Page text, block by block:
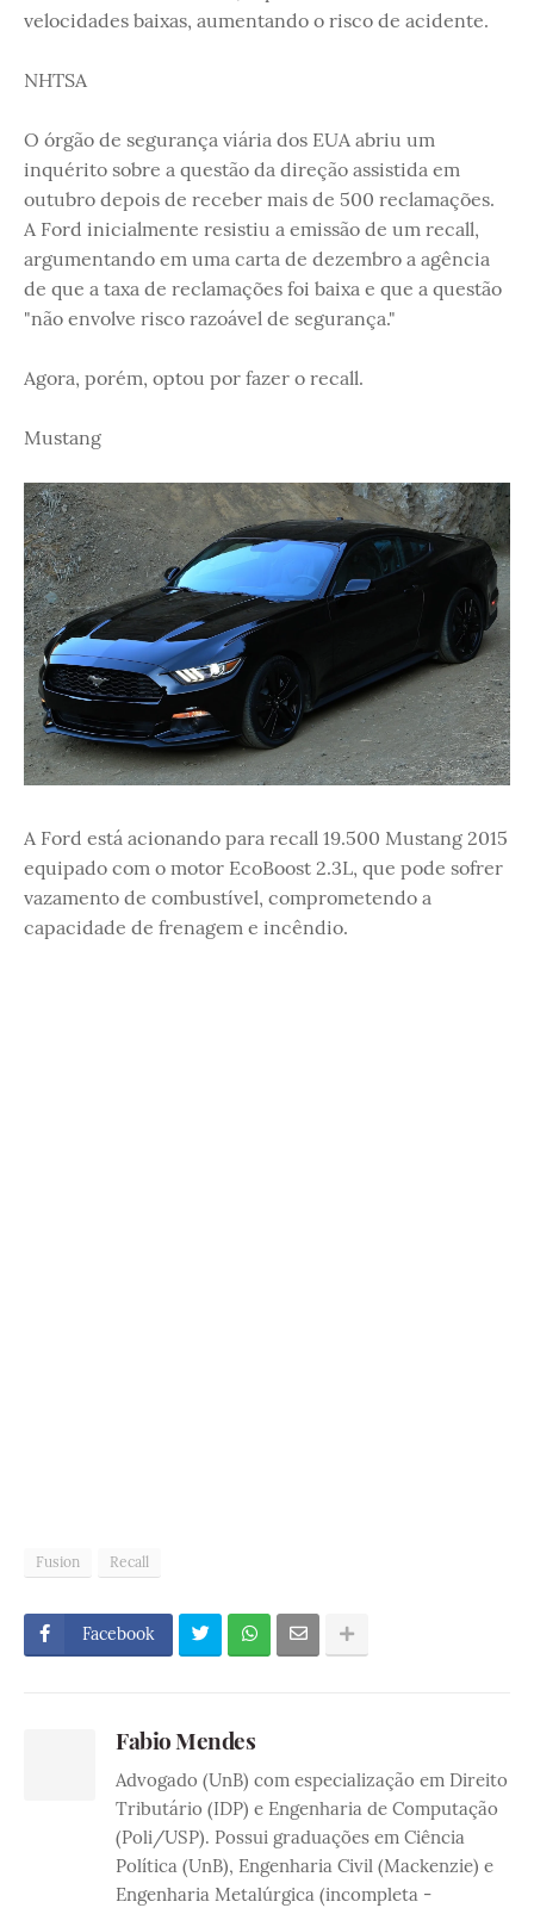
velocidades baixas, aumentando o risco de acidente.
NHTSA
O órgão de segurança viária dos EUA abriu um
inquérito sobre a questão da direção assistida em
outubro depois de receber mais de 500 reclamações.
A Ford inicialmente resistiu a emissão de um recall,
argumentando em uma carta de dezembro a agência
de que a taxa de reclamações foi baixa e que a questão
"não envolve risco razoável de segurança."
Agora, porém, optou por fazer o recall.
Mustang
A Ford está acionando para recall 19.500 Mustang 2015
equipado com o motor EcoBoost 2.3L, que pode sofrer
vazamento de combustível, comprometendo a
capacidade de frenagem e incêndio.
Fusion Recall
Facebook
Fabio Mendes
Advogado (UnB) com especialização em Direito
Tributário (IDP) e Engenharia de Computação
(Poli/USP). Possui graduações em Ciência
Política (UnB), Engenharia Civil (Mackenzie) e
Engenharia Metalúrgica (incompleta -